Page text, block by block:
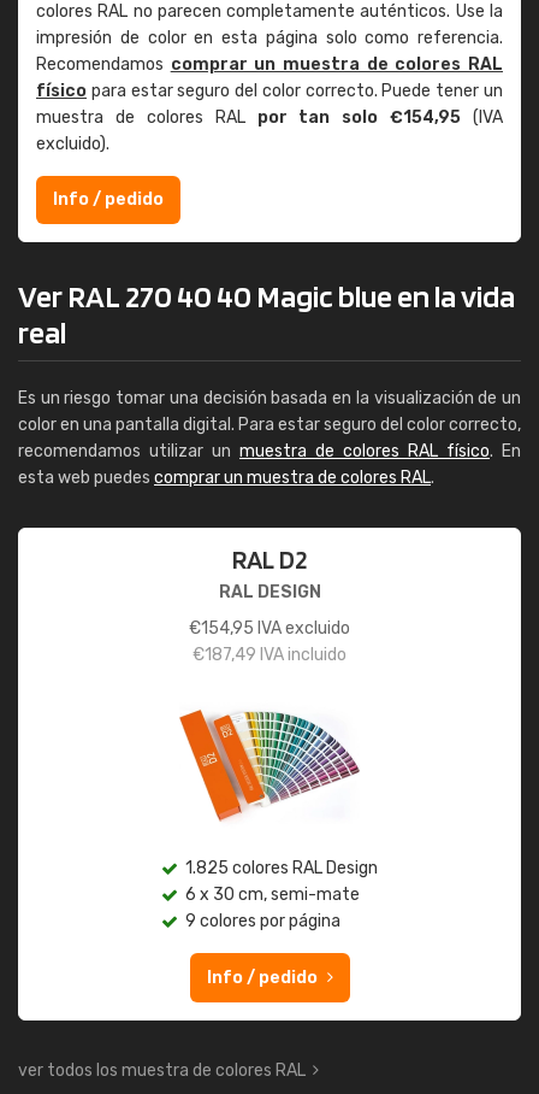
colores RAL no parecen completamente auténticos. Use la
impresión de color en esta página solo como referencia.
Recomendamos comprar un muestra de colores RAL
físico para estar seguro del color correcto. Puede tener un
muestra de colores RAL por tan solo €154,95 (IVA
excluido).
Info / pedido
Ver RAL 270 40 40 Magic blue en la vida
real
Es un riesgo tomar una decisión basada en la visualización de un
color en una pantalla digital. Para estar seguro del color correcto,
recomendamos utilizar un muestra de colores RAL físico. En
esta web puedes comprar un muestra de colores RAL.
RAL D2
RAL DESIGN
€154,95 IVA excluido
€187,49 IVA incluido
1.825 colores RAL Design
6 x 30 cm, semi-mate
9 colores por página
Info / pedido
ver todos los muestra de colores RAL